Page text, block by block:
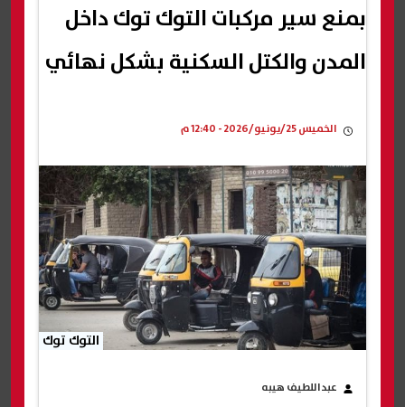
بمنع سير مركبات التوك توك داخل
المدن والكتل السكنية بشكل نهائي
الخميس 25/يونيو/2026 - 12:40 م
التوك توك
عبداللطيف هيبه